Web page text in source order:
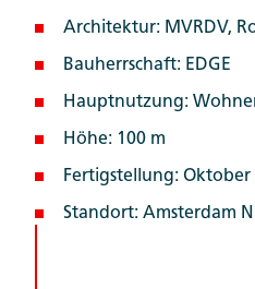
Architektur: MVRDV,
Bauherrschaft: EDGE
Hauptnutzung:
Höhe: 100 m
Fertigstellung: Oktober
Standort: Amsterdam